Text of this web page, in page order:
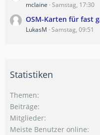
mclaine Samstag, 17:30
OSM-Karten für fast
LukasM Samstag, 09:51
Statistiken
Themen
Beiträge
Mitglieder
Meiste Benutzer online